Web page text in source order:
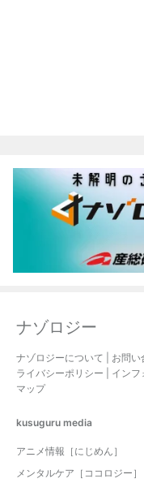
ナゾロジー
ナゾロジーについて お問い
ライバシーポリシー
インフ
マップ
kusuguru media
アニメ情報［にじめん］
メンタルケア［ココロジー］